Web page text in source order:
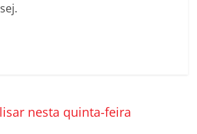
nesta quinta-feira